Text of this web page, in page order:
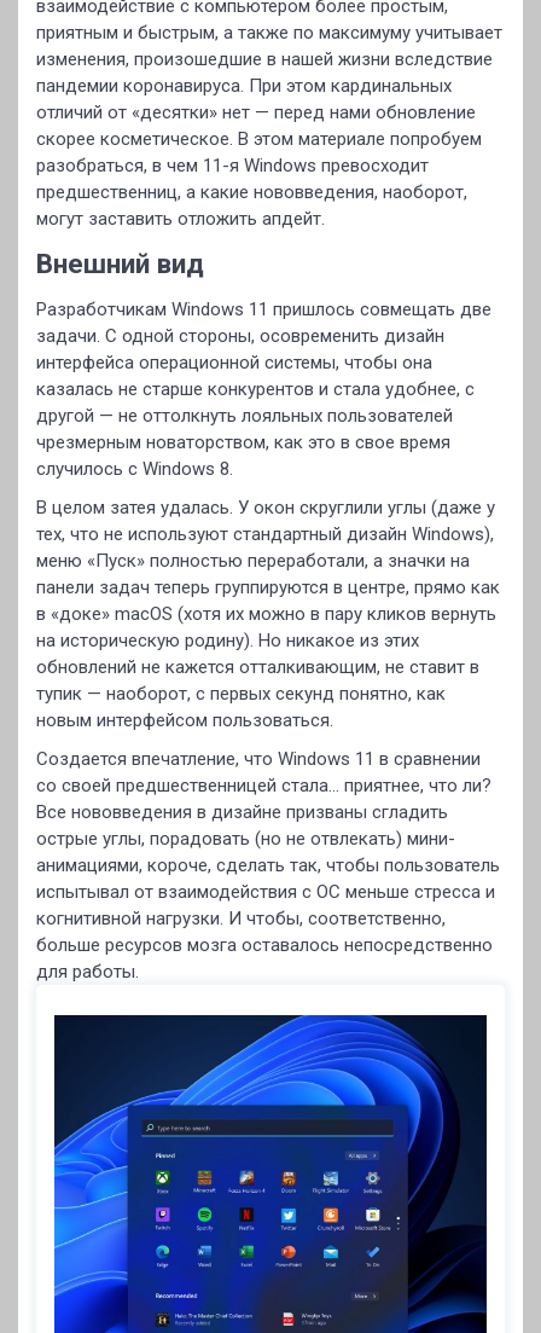
взаимодействие с компьютером более простым,
приятным и быстрым, а также по максимуму учитывает
изменения, произошедшие в нашей жизни вследствие
пандемии коронавируса. При этом кардинальных
отличий от «десятки» нет — перед нами обновление
скорее косметическое. В этом материале попробуем
разобраться, в чем 11-я Windows превосходит
предшественниц, а какие нововведения, наоборот,
могут заставить отложить апдейт.
Внешний вид
Разработчикам Windows 11 пришлось совмещать две
задачи. С одной стороны, осовременить дизайн
интерфейса операционной системы, чтобы она
казалась не старше конкурентов и стала удобнее, с
другой — не оттолкнуть лояльных пользователей
чрезмерным новаторством, как это в свое время
случилось с Windows 8.
В целом затея удалась. У окон скруглили углы (даже у
тех, что не используют стандартный дизайн Windows),
меню «Пуск» полностью переработали, а значки на
панели задач теперь группируются в центре, прямо как
в «доке» macOS (хотя их можно в пару кликов вернуть
на историческую родину). Но никакое из этих
обновлений не кажется отталкивающим, не ставит в
тупик — наоборот, с первых секунд понятно, как
новым интерфейсом пользоваться.
Создается впечатление, что Windows 11 в сравнении
со своей предшественницей стала… приятнее, что ли?
Все нововведения в дизайне призваны сгладить
острые углы, порадовать (но не отвлекать) мини-
анимациями, короче, сделать так, чтобы пользователь
испытывал от взаимодействия с ОС меньше стресса и
когнитивной нагрузки. И чтобы, соответственно,
больше ресурсов мозга оставалось непосредственно
для работы.